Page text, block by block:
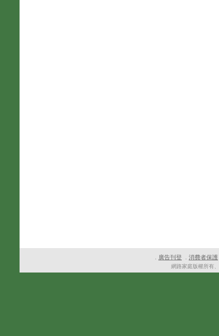
． 廣告刊登 ． 消費者保護
網路家庭版權所有